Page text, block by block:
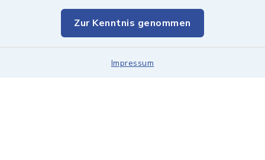
Zur Kenntnis genommen
Impressum
Sitemap
Leitweg-ID & Rechnungsadressen